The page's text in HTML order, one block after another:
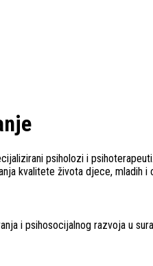
psiholozi i
kvalitete života djece, mladih i
i psihosocijalnog razvoja u